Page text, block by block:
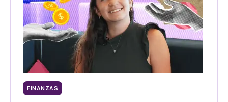
FINANZAS